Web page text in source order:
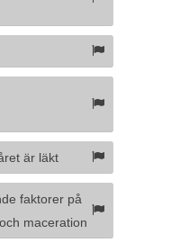
är läkt
faktorer på
maceration